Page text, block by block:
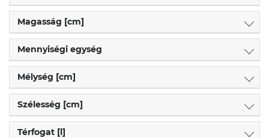
Magasság [cm]
Mennyiségi egység
Mélység [cm]
Szélesség [cm]
Térfogat [l]